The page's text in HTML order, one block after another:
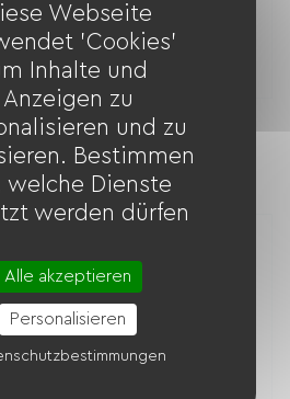
Webseite
'Cookies'
Inhalte und
Anzeigen zu
und zu
Bestimmen
welche Dienste
werden dürfen
Alle akzeptieren
Personalisieren